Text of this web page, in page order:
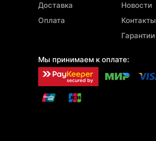
Доставка
Оплата
Мы принимаем к оплате:
Новости
Контакты
Гарантии